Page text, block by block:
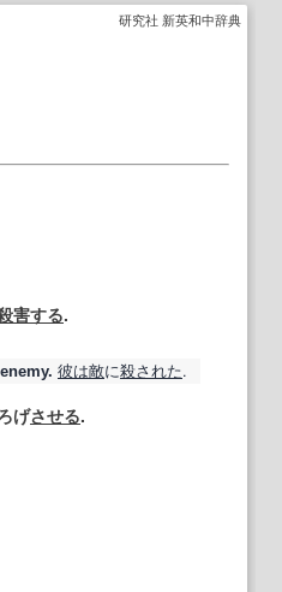
研究社 新英和中辞典
害する.
彼は敵に殺された.
げさせる.